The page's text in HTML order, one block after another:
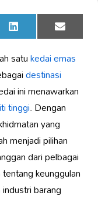
Share
on
LinkedIn Share
on
Email
satukedai emas
destinasi
ini menawarkan
tinggi. Dengan
yang
menjadi pilihan
dari pelbagai
keunggulan
barang